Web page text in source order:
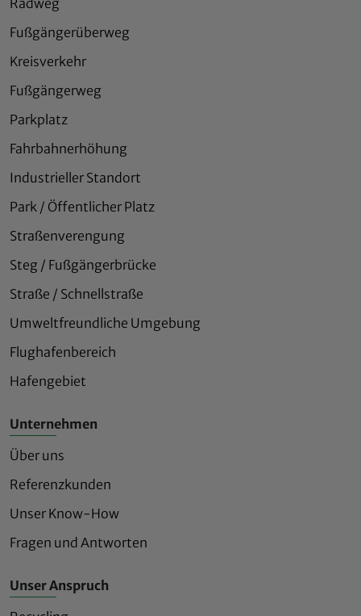
Fußgängerüberweg
Kreisverkehr
Fußgängerweg
Parkplatz
Fahrbahnerhöhung
Industrieller Standort
Park / Öffentlicher Platz
Straßenverengung
Steg / Fußgängerbrücke
Straße / Schnellstraße
Umweltfreundliche Umgebung
Flughafenbereich
Hafengebiet
Unternehmen
Über uns
Referenzkunden
Unser Know-How
Fragen und Antworten
Unser Anspruch